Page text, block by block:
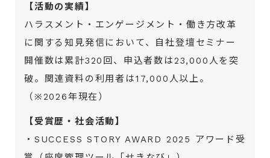
【活動の実績】
ハラスメント・エンゲージメント・働き方改革
に関する知見発信において、自社登壇セミナー
開催数は累計320回、申込者数は23,000人を突
破。関連資料の利用者は17,000人以上。
（※2026年現在）
【受賞歴・社会活動】
・SUCCESS STORY AWARD 2025 アワード受